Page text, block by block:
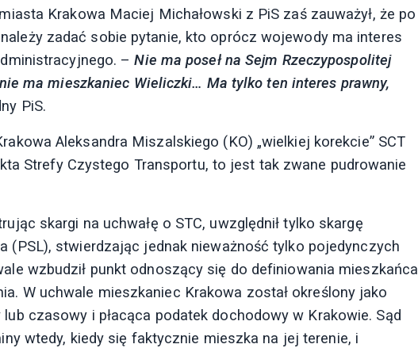
Krakowa Maciej Michałowski z PiS zaś zauważył, że po
zadać sobie pytanie, kto oprócz wojewody ma interes
–Nie ma poseł na Sejm Rzeczypospolitej
ma mieszkaniec Wieliczki… Ma tylko ten interes prawny,
PiS.
Aleksandra Miszalskiego (KO) „wielkiej korekcie” SCT
Strefy Czystego Transportu, to jest tak zwane pudrowanie
skargi na uchwałę o STC, uwzględnił tylko skargę
(PSL), stwierdzając jednak nieważność tylko pojedynczych
wzbudził punkt odnoszący się do definiowania mieszkańca
W uchwale mieszkaniec Krakowa został określony jako
czasowy i płacąca podatek dochodowy w Krakowie. Sąd
wtedy, kiedy się faktycznie mieszka na jej terenie, i